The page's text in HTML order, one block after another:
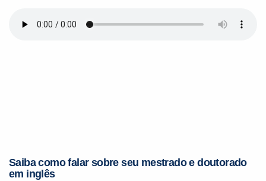
Saiba como falar sobre seu mestrado e doutorado
em inglês